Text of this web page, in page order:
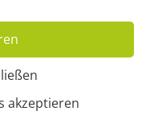
akzeptieren